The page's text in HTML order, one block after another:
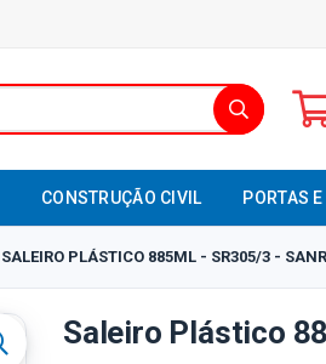
CONSTRUÇÃO CIVIL PORTAS
SALEIRO PLÁSTICO 885ML - SR305/3 -
Saleiro Plástico